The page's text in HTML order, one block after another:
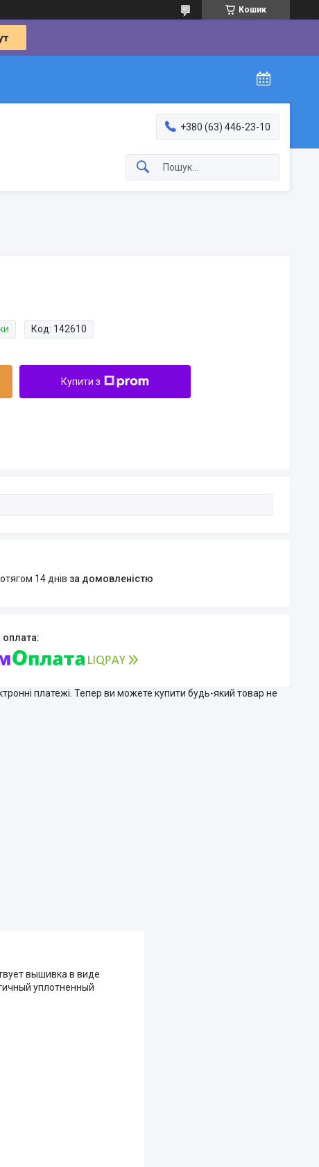
Кошик
+380 (63) 446-23-10
Код: 142610
Купити з
14 днів за домовленістю
платежі. Тепер ви можете купити будь-який товар не
вышивка в виде
уплотненный